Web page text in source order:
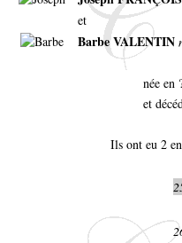
et
Barbe VALENTIN
née en
et
Ils ont eu 2